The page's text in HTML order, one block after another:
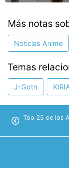
Más notas
Noticias Anime
Temas
J-Goth
Top 25 de los